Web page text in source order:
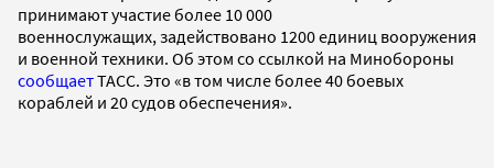
принимают участие более 10 000
военнослужащих, задействовано 1200 единиц вооружения
и военной техники. Об этом со ссылкой на Минобороны
сообщаетТАСС. Это «в том числе более 40 боевых
кораблей и 20 судов обеспечения».